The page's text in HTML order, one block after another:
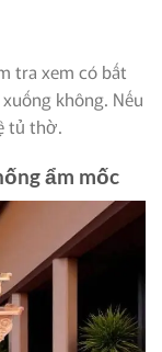
tra xem có bất
không. Nếu
tủ thờ.
ẩm mốc